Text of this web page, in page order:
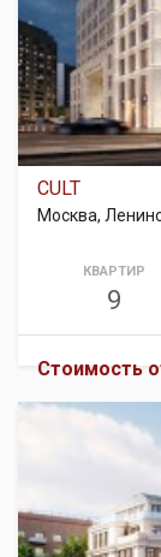
CULT
Москва,
КВАРТИР
9
Стоимость